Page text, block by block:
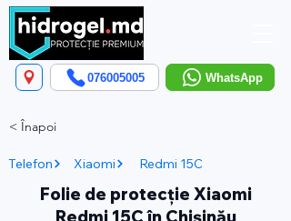
WhatsApp
076005005
< Înapoi
Telefon Xiaomi Redmi 15C
Folie de protecție Xiaomi